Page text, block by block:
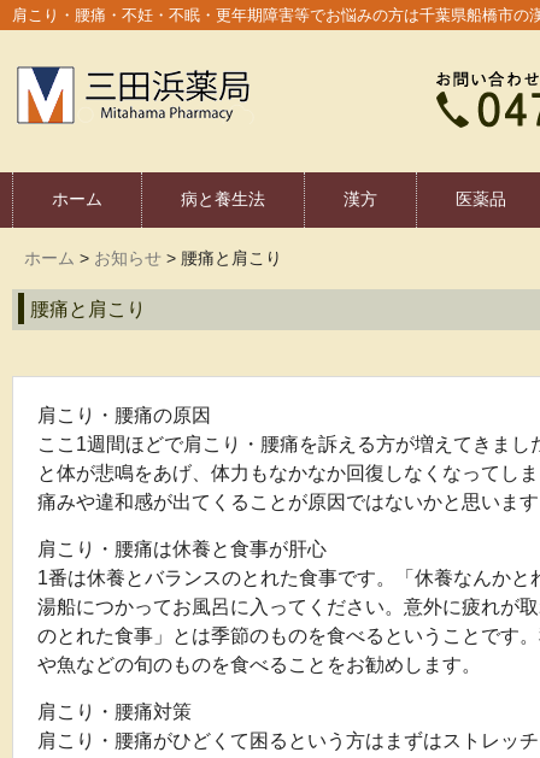
肩こり・腰痛・不妊・不眠・更年期障害等でお悩みの方は千葉県船橋市
ホーム 病と養生法 漢方 医薬品
ホーム > お知らせ > 腰痛と肩こり
腰痛と肩こり
肩こり・腰痛の原因
ここ1週間ほどで肩こり・腰痛を訴える方が増えてきま
と体が悲鳴をあげ、体力もなかなか回復しなくなってし
痛みや違和感が出てくることが原因ではないかと思いま
肩こり・腰痛は休養と食事が肝心
1番は休養とバランスのとれた食事です。「休養なんか
湯船につかってお風呂に入ってください。意外に疲れが
のとれた食事」とは季節のものを食べるということです
や魚などの旬のものを食べることをお勧めします。
肩こり・腰痛対策
肩こり・腰痛がひどくて困るという方はまずはストレッ